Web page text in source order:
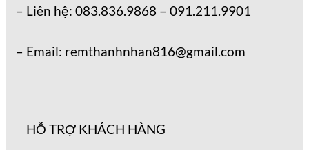
– Liên hệ: 083.836.9868 – 091.211.9901
– Email: remthanhnhan816@gmail.com
HỖ TRỢ KHÁCH HÀNG